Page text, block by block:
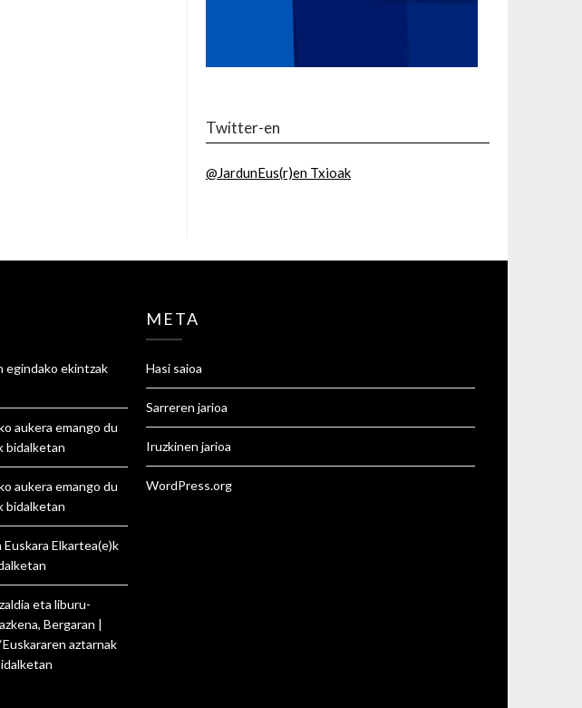
Twitter-en
@JardunEus(r)en Txioak
egindako ekintzak
aukera emango du
bidalketan
aukera emango du
bidalketan
Euskara Elkartea(e)k
eta liburu-
Bergaran |
aztarnak
META
Hasi saioa
Sarreren jarioa
Iruzkinen jarioa
WordPress.org